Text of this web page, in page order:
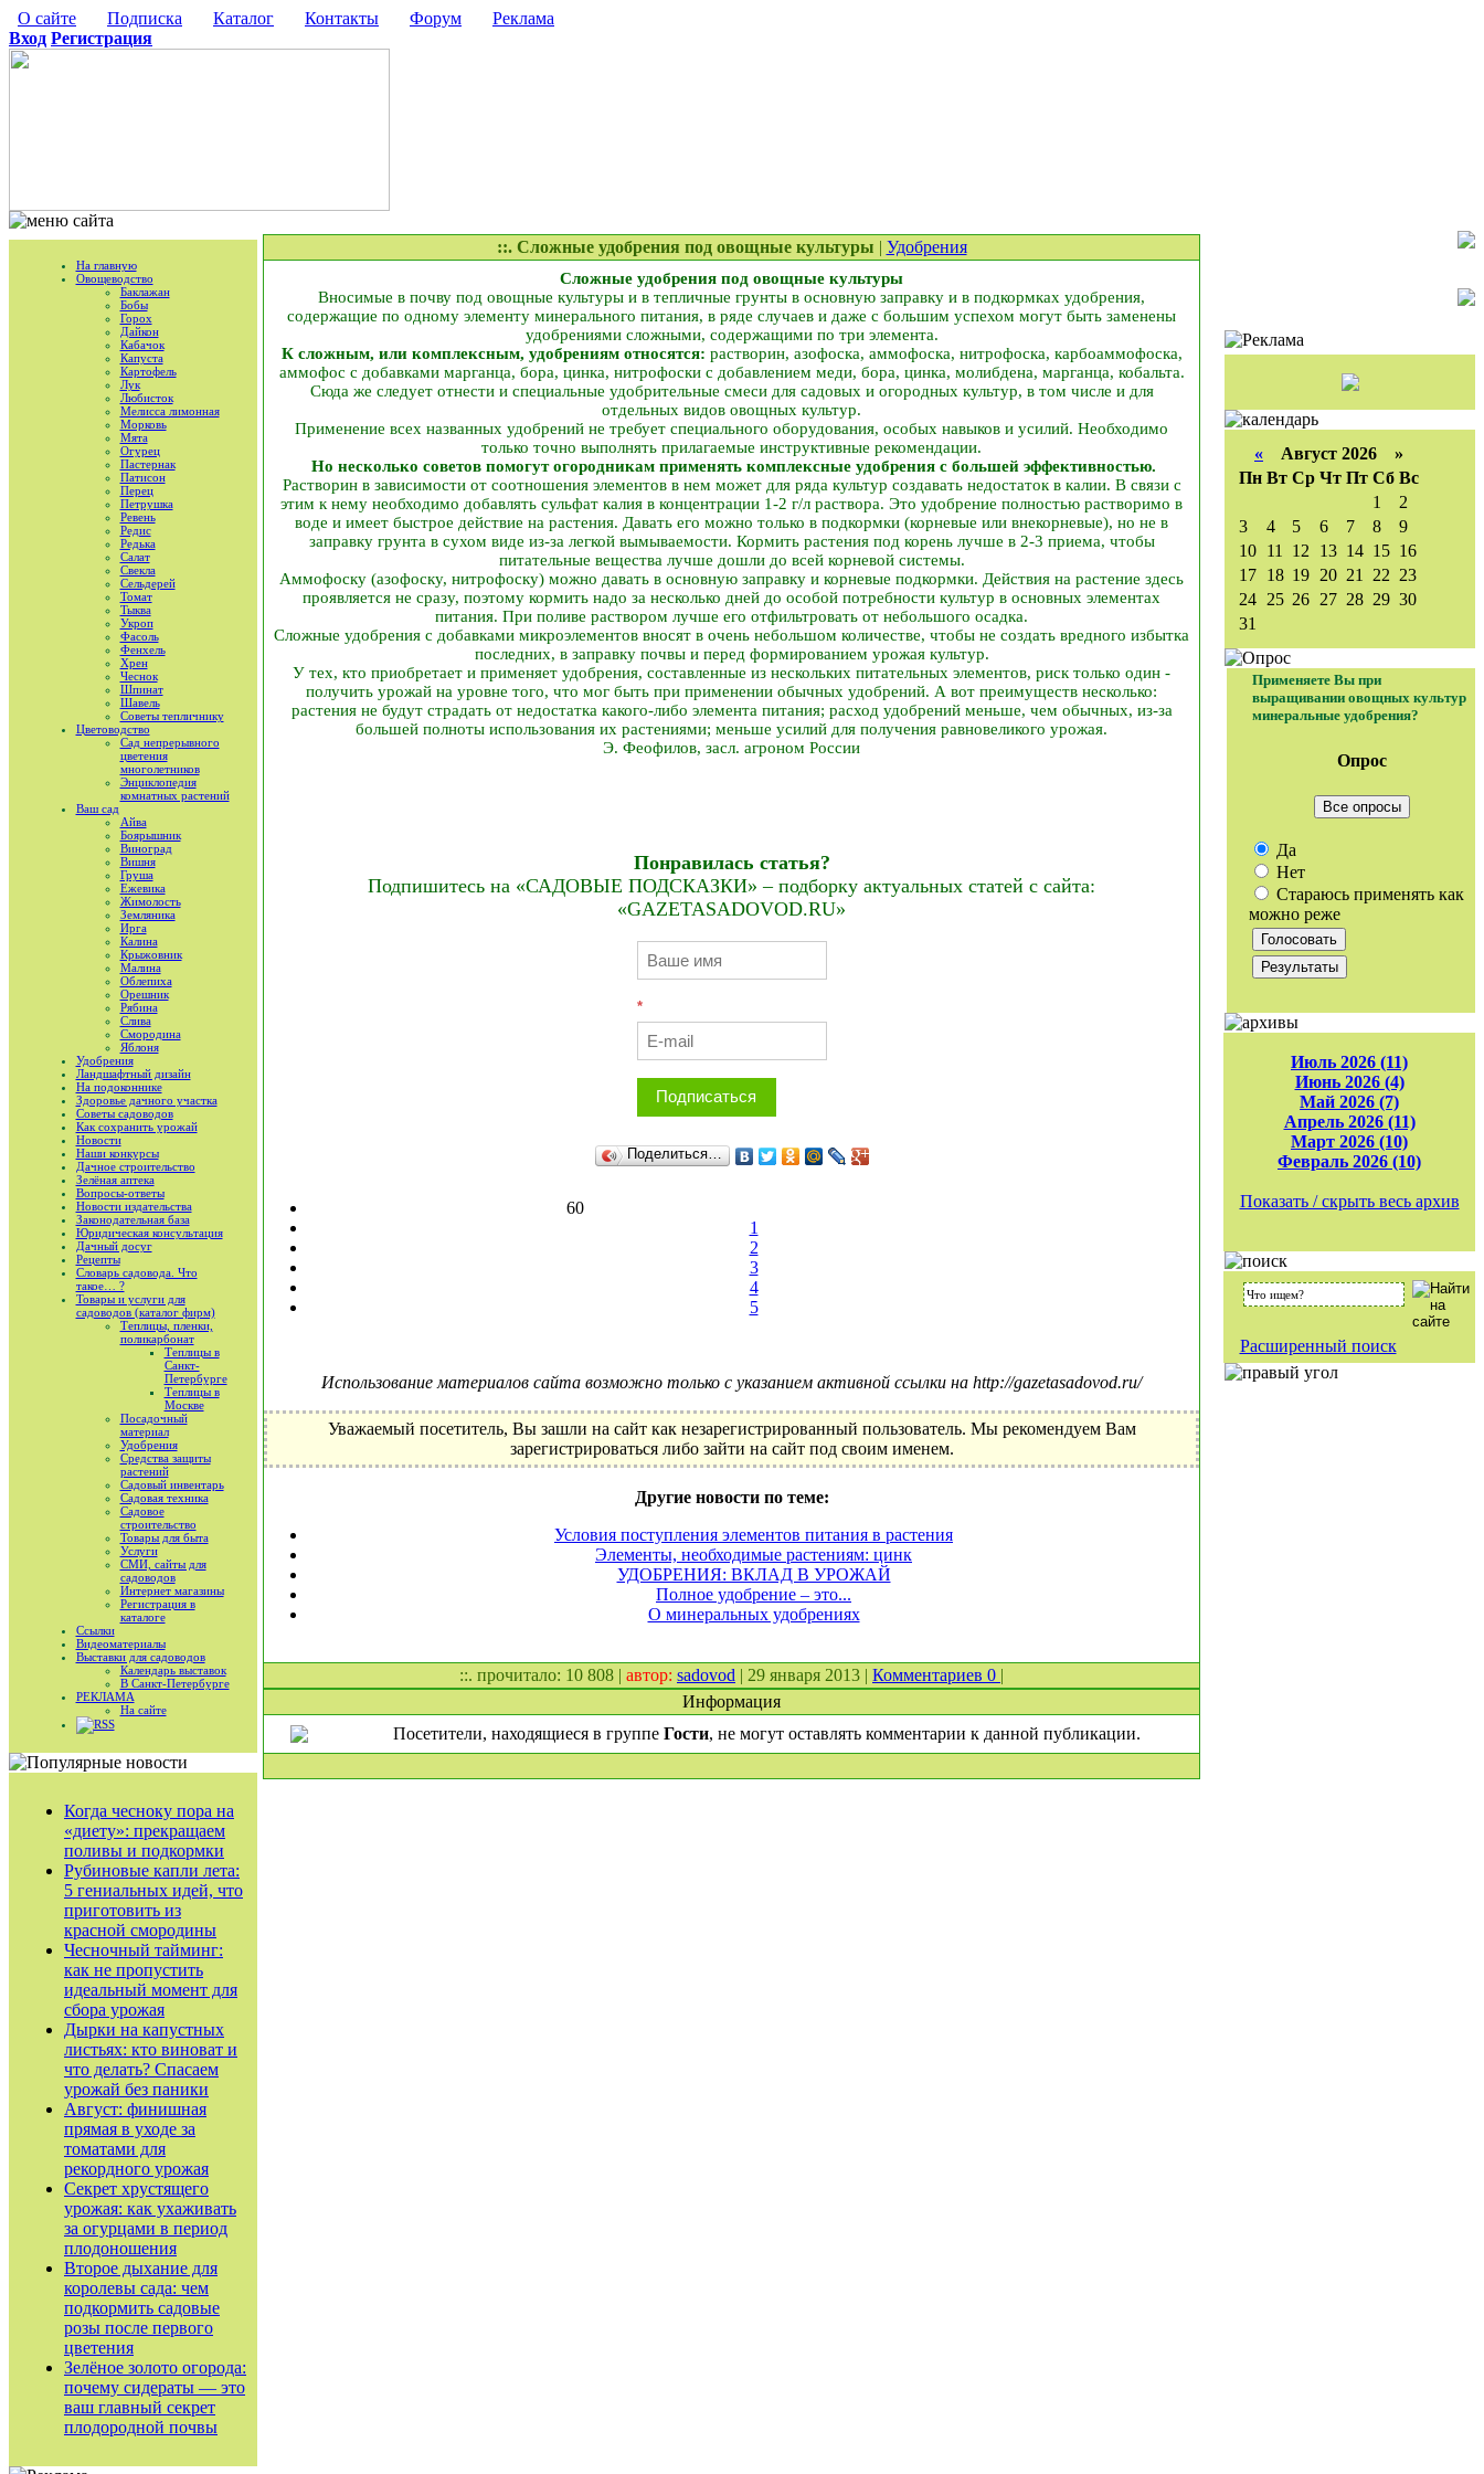
О сайте Подписка Каталог Контакты Форум
Реклама
Вход Регистрация
На главную
Овощеводство
Баклажан
Бобы
Горох
Дайкон
Кабачок
Капуста
Картофель
Лук
Любисток
Мелисса лимонная
Морковь
Мята
Огурец
Пастернак
Патисон
Перец
Петрушка
Ревень
Редис
Редька
Салат
Свекла
Сельдерей
Томат
Тыква
Укроп
Фасоль
Фенхель
Хрен
Чеснок
Шпинат
Шавель
Советы тепличнику
Цветоводство
Сад непрерывного
цветения
многолетников
Энциклопедия
комнатных растений
Ваш сад
Айва
Боярышник
Виноград
Вишня
Груша
Ежевика
Жимолость
Земляника
Ирга
Калина
Крыжовник
Малина
Облепиха
Орешник
Рябина
Слива
Смородина
Яблоня
Удобрения
Ландшафтный дизайн
На подоконнике
Здоровье дачного участка
Советы садоводов
Как сохранить урожай
Новости
Наши конкурсы
Дачное строительство
Зелёная аптека
Вопросы-ответы
Новости издательства
Законодательная база
Юридическая консультация
Дачный досуг
Рецепты
Словарь садовода. Что
такое… ?
Товары и услуги для
садоводов (каталог фирм)
Теплицы, пленки,
поликарбонат
Теплицы в
Санкт-
Петербурге
Теплицы в
Москве
Посадочный
материал
Удобрения
Средства защиты
растений
Садовый инвентарь
Садовая техника
Садовое
строительство
Товары для быта
Услуги
СМИ, сайты для
садоводов
Интернет магазины
Регистрация в
каталоге
Ссылки
Видеоматериалы
Выставки для садоводов
Календарь выставок
В Санкт-Петербурге
РЕКЛАМА
На сайте
RSS
Когда чесноку пора на
«диету»: прекращаем
поливы и подкормки
Рубиновые капли лета:
5 гениальных идей, что
приготовить из
красной смородины
Чесночный тайминг:
как не пропустить
идеальный момент для
сбора урожая
Дырки на капустных
листьях: кто виноват и
что делать? Спасаем
урожай без паники
Август: финишная
прямая в уходе за
томатами для
рекордного урожая
Секрет хрустящего
урожая: как ухаживать
за огурцами в период
плодоношения
Второе дыхание для
королевы сада: чем
подкормить садовые
розы после первого
цветения
Зелёное золото огорода:
почему сидераты — это
ваш главный секрет
плодородной почвы
::. Сложные удобрения под овощные культуры | Удобрения
Сложные удобрения под овощные культуры
Вносимые в почву под овощные культуры и в тепличные грунты в основную заправку и в подкормках удобрения,
содержащие по одному элементу минерального питания, в ряде случаев и даже с большим успехом могут быть заменены
удобрениями сложными, содержащими по три элемента.
К сложным, или комплексным, удобрениям относятся: растворин, азофоска, аммофоска, нитрофоска, карбоаммофоска,
аммофос с добавками марганца, бора, цинка, нитрофоски с добавлением меди, бора, цинка, молибдена, марганца, кобальта.
Сюда же следует отнести и специальные удобрительные смеси для садовых и огородных культур, в том числе и для
отдельных видов овощных культур.
Применение всех названных удобрений не требует специального оборудования, особых навыков и усилий. Необходимо
только точно выполнять прилагаемые инструктивные рекомендации.
Но несколько советов помогут огородникам применять комплексные удобрения с большей эффективностью.
Растворин в зависимости от соотношения элементов в нем может для ряда культур создавать недостаток в калии. В связи с
этим к нему необходимо добавлять сульфат калия в концентрации 1-2 г/л раствора. Это удобрение полностью растворимо в
воде и имеет быстрое действие на растения. Давать его можно только в подкормки (корневые или внекорневые), но не в
заправку грунта в сухом виде из-за легкой вымываемости. Кормить растения под корень лучше в 2-3 приема, чтобы
питательные вещества лучше дошли до всей корневой системы.
Аммофоску (азофоску, нитрофоску) можно давать в основную заправку и корневые подкормки. Действия на растение здесь
проявляется не сразу, поэтому кормить надо за несколько дней до особой потребности культур в основных элементах
питания. При поливе раствором лучше его отфильтровать от небольшого осадка.
Сложные удобрения с добавками микроэлементов вносят в очень небольшом количестве, чтобы не создать вредного избытка
последних, в заправку почвы и перед формированием урожая культур.
У тех, кто приобретает и применяет удобрения, составленные из нескольких питательных элементов, риск только один -
получить урожай на уровне того, что мог быть при применении обычных удобрений. А вот преимуществ несколько:
растения не будут страдать от недостатка какого-либо элемента питания; расход удобрений меньше, чем обычных, из-за
большей полноты использования их растениями; меньше усилий для получения равновеликого урожая.
Э. Феофилов, засл. агроном России
Понравилась статья?
Подпишитесь на «САДОВЫЕ ПОДСКАЗКИ» – подборку актуальных статей с сайта:
«GAZETASADOVOD.RU»
*
Подписаться
Поделиться…
60
1
2
3
4
5
Использование материалов сайта возможно только с указанием активной ссылки на http://gazetasadovod.ru/
Уважаемый посетитель, Вы зашли на сайт как незарегистрированный пользователь. Мы рекомендуем Вам
зарегистрироваться либо зайти на сайт под своим именем.
Другие новости по теме:
Условия поступления элементов питания в растения
Элементы, необходимые растениям: цинк
УДОБРЕНИЯ: ВКЛАД В УРОЖАЙ
Полное удобрение – это...
О минеральных удобрениях
::. прочитало: 10 808 | автор: sadovod | 29 января 2013 | Комментариев 0 |
Информация
Посетители, находящиеся в группе Гости, не могут оставлять комментарии к данной публикации.
« Август 2026 »
Пн Вт Ср Чт Пт Сб Вс
1
2
3
4 5 6 7 8
9
10 11 12 13 14 15 16
17 18 19 20 21 22 23
24 25 26 27 28 29 30
31
Применяете Вы при
выращивании овощных культур
минеральные удобрения?
Опрос
Все опросы
Да
Нет
Стараюсь применять как
можно реже
Июль 2026 (11)
Июнь 2026 (4)
Май 2026 (7)
Апрель 2026 (11)
Март 2026 (10)
Февраль 2026 (10)
Показать / скрыть весь архив
Расширенный поиск